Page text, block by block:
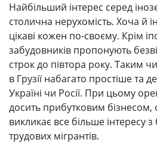
Найбільший інтерес серед
столична нерухомість. Хоча й
цікаві кожен по-своєму. Крім
забудовників пропонують
строк до півтора року. Таким
в Грузії набагато простіше та
Україні чи Росії. При цьому
досить прибутковим бізнесом,
викликає все більше інтересу з
трудових мігрантів.